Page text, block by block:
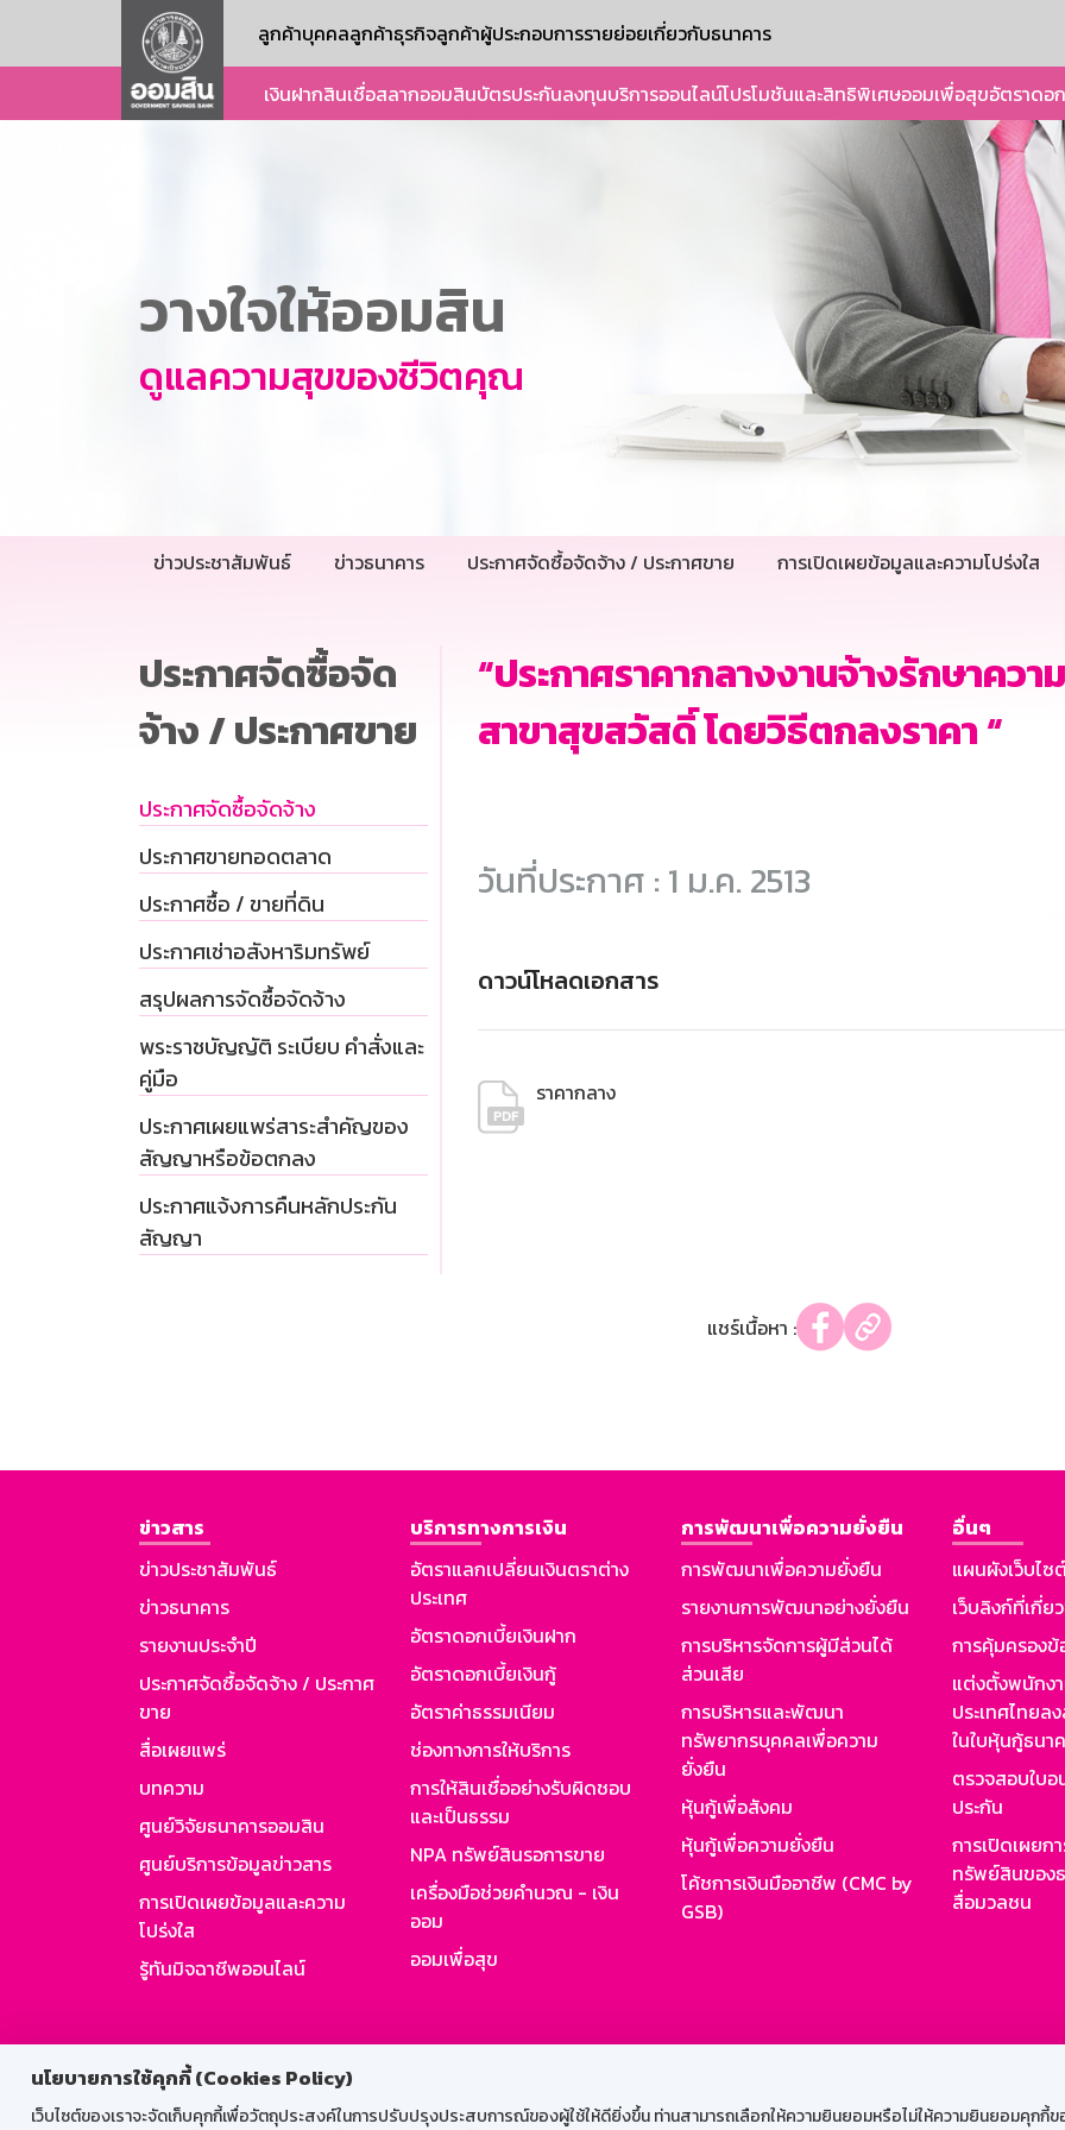
นโยบายการใช้คุกกี้ (Cookies Policy)
เว็บไซต์ของเราจะจัดเก็บคุกกี้เพื่อวัตถุประสงค์ในการปรับปรุงประสบการณ์ของผู้ใช้ให้ดียิ่งขึ้น ท่านสามารถเลือกให้ความยินยอมหรือไม่ให้ความยินยอมคุกกี้ข
ลูกค้าบุคคลลูกค้าธุรกิจลูกค้าผู้ประกอบการรายย่อยเกี่ยวกับธนาคาร
เงินฝากสินเชื่อสลากออมสินบัตรประกันลงทุนบริการออนไลน์โปรโมชันและสิทธิพิเศษออมเพื่อสุขอัตราดอ
วางใจให้ออมสิน
ดูแลความสุขของชีวิตคุณ
ข่าวประชาสัมพันธ์ ข่าวธนาคาร ประกาศจัดซื้อจัดจ้าง / ประกาศขาย การเปิดเผยข้อมูลและความโปร่งใส
ประกาศจัดซื้อจัด
จ้าง / ประกาศขาย
ประกาศจัดซื้อจัดจ้าง
ประกาศขายทอดตลาด
ประกาศซื้อ / ขายที่ดิน
ประกาศเช่าอสังหาริมทรัพย์
สรุปผลการจัดซื้อจัดจ้าง
พระราชบัญญัติ ระเบียบ คำสั่งและ
คู่มือ
ประกาศเผยแพร่สาระสำคัญของ
สัญญาหรือข้อตกลง
ประกาศแจ้งการคืนหลักประกัน
สัญญา
“ประกาศราคากลางงานจ้างรักษาคว
สาขาสุขสวัสดิ์ โดยวิธีตกลงราคา “
วันที่ประกาศ : 1 ม.ค. 2513
ดาวน์โหลดเอกสาร
ราคากลาง
แชร์เนื้อหา :
ข่าวสาร
ข่าวประชาสัมพันธ์
ข่าวธนาคาร
รายงานประจำปี
ประกาศจัดซื้อจัดจ้าง / ประกาศ
ขาย
สื่อเผยแพร่
บทความ
ศูนย์วิจัยธนาคารออมสิน
ศูนย์บริการข้อมูลข่าวสาร
การเปิดเผยข้อมูลและความ
โปร่งใส
รู้ทันมิจฉาชีพออนไลน์
บริการทางการเงิน
อัตราแลกเปลี่ยนเงินตราต่าง
ประเทศ
อัตราดอกเบี้ยเงินฝาก
อัตราดอกเบี้ยเงินกู้
อัตราค่าธรรมเนียม
ช่องทางการให้บริการ
การให้สินเชื่ออย่างรับผิดชอบ
และเป็นธรรม
NPA ทรัพย์สินรอการขาย
เครื่องมือช่วยคำนวณ - เงิน
ออม
ออมเพื่อสุข
การพัฒนาเพื่อความยั่งยืน
การพัฒนาเพื่อความยั่งยืน
รายงานการพัฒนาอย่างยั่งยืน
การบริหารจัดการผู้มีส่วนได้
ส่วนเสีย
การบริหารและพัฒนา
ทรัพยากรบุคคลเพื่อความ
ยั่งยืน
หุ้นกู้เพื่อสังคม
หุ้นกู้เพื่อความยั่งยืน
โค้ชการเงินมืออาชีพ (CMC by
GSB)
อื่นๆ
แผนผังเว็บไซ
เว็บลิงก์ที่เกี่ย
การคุ้มครอง
แต่งตั้งพนักง
ประเทศไทยล
ในใบหุ้นกู้ธนา
ตรวจสอบใบ
ประกัน
การเปิดเผยก
ทรัพย์สินของ
สื่อมวลชน